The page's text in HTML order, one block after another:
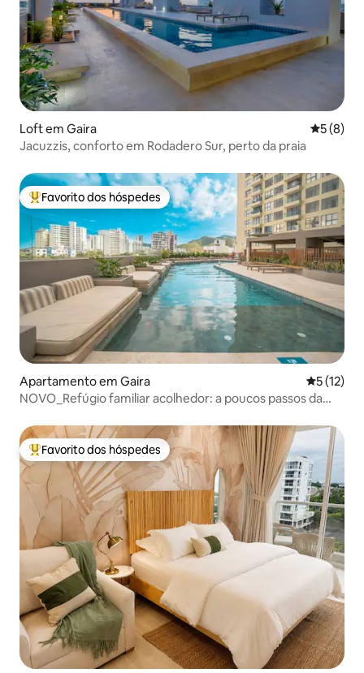
Loft em Gaira
5 (8)
Jacuzzis, conforto em Rodadero Sur, perto da praia
Favoritos dos hóspedes mais apreciados
Favorito dos hóspedes
Apartamento em Gaira
5 (12)
NOVO_Refúgio familiar acolhedor: a poucos passos da
Favoritos dos hóspedes mais apreciados
Favorito dos hóspedes